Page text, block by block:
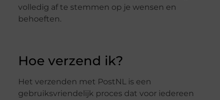
volledig af te stemmen op je wensen en
behoeften.
Hoe verzend ik?
Het verzenden met PostNL is een
gebruiksvriendelijk proces dat voor iedereen